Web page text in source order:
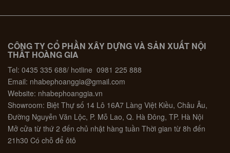
CÔNG TY CỔ PHẦN XÂY DỰNG VÀ SẢN XUẤT NỘI
THẤT HOÀNG GIA
Tel: 0435 335 688/ hotline 0981 225 888
Email: nhabephoanggia@gmail.com
Website: nhabephoanggia.vn
Showroom: Biệt Thự số 14 Lô 16A7 Làng Việt Kiều, Châu Âu,
Đường Nguyễn Văn Lộc, P. Mỗ Lao, Q. Hà Đông, TP. Hà Nội
Mở cửa từ thứ 2 đến chủ nhật hàng tuần Thời gian từ 8h đến
21h30 Có chỗ để ôtô